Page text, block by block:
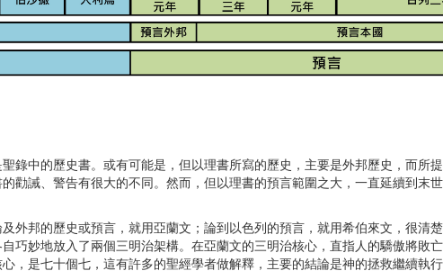
錄中的歷史書。或有可能是，但以理書所寫的歷史，主要是外邦歷史，而所
勸誡、警告有很大的不同。然而，但以理書的預言範圍之大，一直延續到末
外邦的歷史或預言，就用亞蘭文；論到以色列的預言，就用希伯來文，很清
巧妙地放入了兩個三明治架構。在亞蘭文的三明治核心，直指人的驕傲將敗
，是七十個七，這有許多的聖經學者做解釋，主要的結論是神的拯救繼續執行